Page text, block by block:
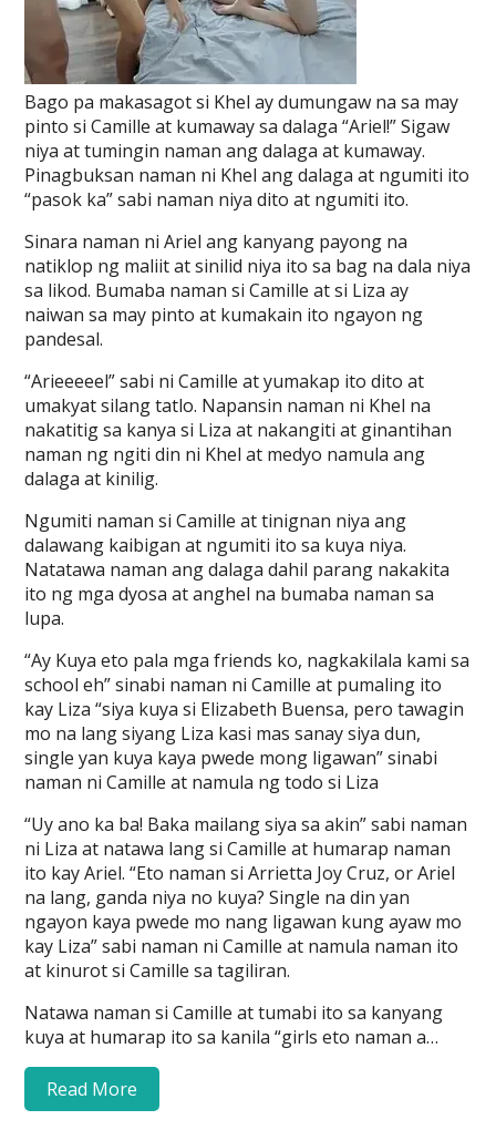
Bago pa makasagot si Khel ay dumungaw na sa may
pinto si Camille at kumaway sa dalaga “Ariel!” Sigaw
niya at tumingin naman ang dalaga at kumaway.
Pinagbuksan naman ni Khel ang dalaga at ngumiti ito
“pasok ka” sabi naman niya dito at ngumiti ito.
Sinara naman ni Ariel ang kanyang payong na
natiklop ng maliit at sinilid niya ito sa bag na dala niya
sa likod. Bumaba naman si Camille at si Liza ay
naiwan sa may pinto at kumakain ito ngayon ng
pandesal.
“Arieeeeel” sabi ni Camille at yumakap ito dito at
umakyat silang tatlo. Napansin naman ni Khel na
nakatitig sa kanya si Liza at nakangiti at ginantihan
naman ng ngiti din ni Khel at medyo namula ang
dalaga at kinilig.
Ngumiti naman si Camille at tinignan niya ang
dalawang kaibigan at ngumiti ito sa kuya niya.
Natatawa naman ang dalaga dahil parang nakakita
ito ng mga dyosa at anghel na bumaba naman sa
lupa.
“Ay Kuya eto pala mga friends ko, nagkakilala kami sa
school eh” sinabi naman ni Camille at pumaling ito
kay Liza “siya kuya si Elizabeth Buensa, pero tawagin
mo na lang siyang Liza kasi mas sanay siya dun,
single yan kuya kaya pwede mong ligawan” sinabi
naman ni Camille at namula ng todo si Liza
“Uy ano ka ba! Baka mailang siya sa akin” sabi naman
ni Liza at natawa lang si Camille at humarap naman
ito kay Ariel. “Eto naman si Arrietta Joy Cruz, or Ariel
na lang, ganda niya no kuya? Single na din yan
ngayon kaya pwede mo nang ligawan kung ayaw mo
kay Liza” sabi naman ni Camille at namula naman ito
at kinurot si Camille sa tagiliran.
Natawa naman si Camille at tumabi ito sa kanyang
kuya at humarap ito sa kanila “girls eto naman a…
Read More